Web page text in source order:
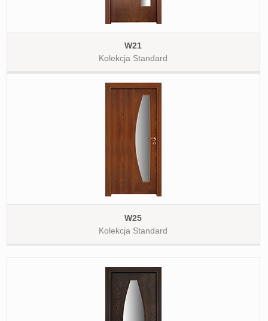
W21
Kolekcja Standard
W25
Kolekcja Standard